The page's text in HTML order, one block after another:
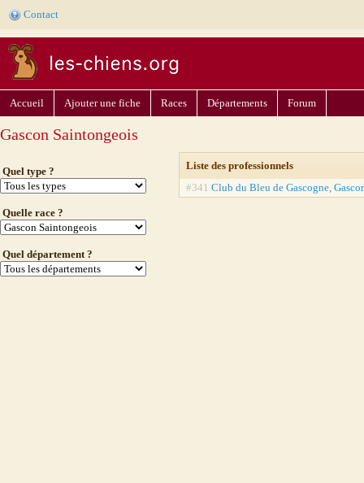
Contact
Accueil Ajouter une fiche Races Départements Forum
Gascon Saintongeois
Quel type ?
Quelle race ?
Quel département ?
Liste des professionnels
#341 Club du Bleu de Gascogne,